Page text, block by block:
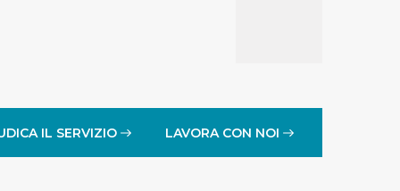
IL SERVIZIO LAVORA CON NOI